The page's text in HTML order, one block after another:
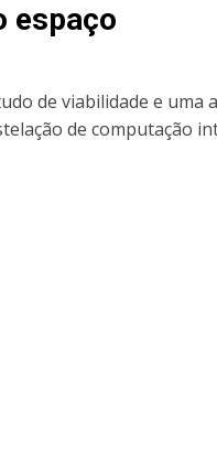
espaço
de viabilidade e
de computação